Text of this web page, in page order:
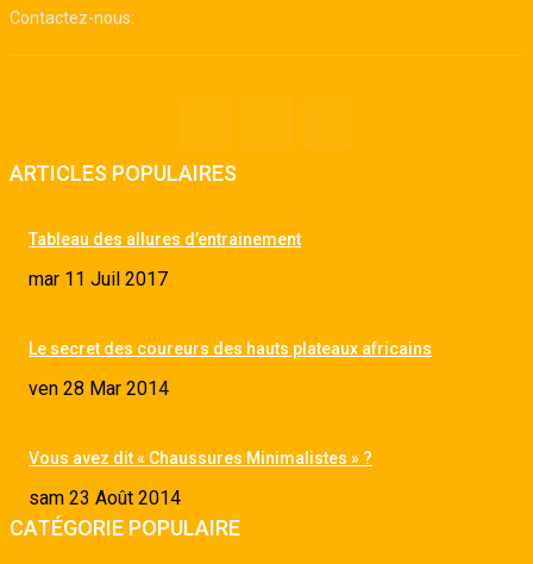
Contactez-nous:
ARTICLES POPULAIRES
Tableau des allures d’entrainement
mar 11 Juil 2017
Le secret des coureurs des hauts plateaux africains
ven 28 Mar 2014
Vous avez dit « Chaussures Minimalistes » ?
sam 23 Août 2014
CATÉGORIE POPULAIRE